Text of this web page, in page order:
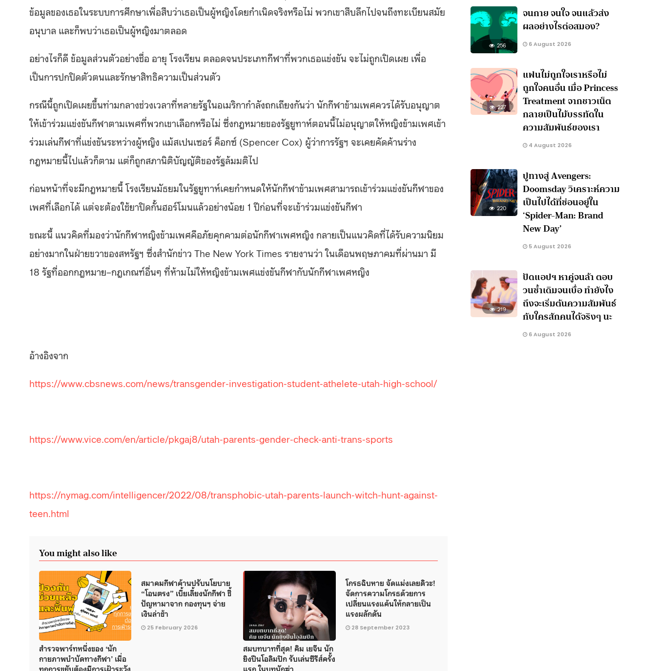
ข้อมูลของเธอในระบบการศึกษาเพื่อสืบว่าเธอเป็นผู้หญิงโดยกำเนิดจริงหรือไม่ พวกเขาสืบลึกไปจนถึงทะเบียนสมัย
อนุบาล และก็พบว่าเธอเป็นผู้หญิงมาตลอด
อย่างไรก็ดี ข้อมูลส่วนตัวอย่างชื่อ อายุ โรงเรียน ตลอดจนประเภทกีฬาที่พวกเธอแข่งขัน จะไม่ถูกเปิดเผย เพื่อ
เป็นการปกปิดตัวตนและรักษาสิทธิความเป็นส่วนตัว
กรณีนี้ถูกเปิดเผยขึ้นท่ามกลางช่วงเวลาที่หลายรัฐในอเมริกากำลังถกเถียงกันว่า นักกีฬาข้ามเพศควรได้รับอนุญาต
ให้เข้าร่วมแข่งขันกีฬาตามเพศที่พวกเขาเลือกหรือไม่ ซึ่งกฎหมายของรัฐยูทาห์ตอนนี้ไม่อนุญาตให้หญิงข้ามเพศเข้า
ร่วมเล่นกีฬาที่แข่งขันระหว่างผู้หญิง แม้สเปนเซอร์ ค็อกซ์ (Spencer Cox) ผู้ว่าการรัฐฯ จะเคยคัดค้านร่าง
กฎหมายนี้ไปแล้วก็ตาม แต่ก็ถูกสภานิติบัญญัติของรัฐล้มมติไป
ก่อนหน้าที่จะมีกฎหมายนี้ โรงเรียนมัธยมในรัฐยูทาห์เคยกำหนดให้นักกีฬาข้ามเพศสามารถเข้าร่วมแข่งขันกีฬาของ
เพศที่เลือกได้ แต่จะต้องใช้ยาปิดกั้นฮอร์โมนแล้วอย่างน้อย 1ปีก่อนที่จะเข้าร่วมแข่งขันกีฬา
ขณะนี้ แนวคิดที่มองว่านักกีฬาหญิงข้ามเพศคือภัยคุกคามต่อนักกีฬาเพศหญิง กลายเป็นแนวคิดที่ได้รับความนิยม
อย่างมากในฝ่ายขวาของสหรัฐฯ ซึ่งสำนักข่าว The New York Times รายงานว่า ในเดือนพฤษภาคมที่ผ่านมา มี
18 รัฐที่ออกกฎหมาย–กฎเกณฑ์อื่นๆ ที่ห้ามไม่ให้หญิงข้ามเพศแข่งขันกีฬากับนักกีฬาเพศหญิง
อ้างอิงจาก
https://www.cbsnews.com/news/transgender-investigation-student-athelete-utah-high-school/
https://www.vice.com/en/article/pkgaj8/utah-parents-gender-check-anti-trans-sports
https://nymag.com/intelligencer/2022/08/transphobic-utah-parents-launch-witch-hunt-against-
teen.html
You might also like
สำรวจพาร์ทหนึ่งของ ‘นัก
กายภาพบำบัดทางกีฬา’ เมื่อ
ทุกการขยับต้องมีการเฝ้าระวัง
สมาคมกีฬาค้านปรับนโยบาย
“โอนตรง” เบี้ยเลี้ยงนักกีฬา ชี้
ปัญหามาจาก กองทุนฯ จ่าย
เงินล่าช้า
25 February 2026
สมบทบาทที่สุด! คิม เยจีน นัก
ยิงปืนโอลิมปิก รับเล่นซีรีส์ครั้ง
แรก ในบทนักฆ่า
โกรธฉิบหาย จัดแม่งเลยดิวะ!
จัดการความโกรธด้วยการ
เปลี่ยนแรงแค้นให้กลายเป็น
แรงผลักดัน
28 September 2023
256
จนกาย จนใจ จนแล้วส่ง
ผลอย่างไรต่อสมอง?
6 August 2026
227
แฟนไม่ถูกใจเราหรือไม่
ถูกใจคนอื่น เมื่อ Princess
Treatment จากชาวเน็ต
กลายเป็นไม้บรรทัดใน
ความสัมพันธ์ของเรา
4 August 2026
220
ปูทางสู่ Avengers:
Doomsday วิเคราะห์ความ
เป็นไปได้ที่ซ่อนอยู่ใน
‘Spider-Man: Brand
New Day’
5 August 2026
219
ปัดแอปฯ หาคู่จนล้า ตอบ
วนซ้ำเดิมจนเบื่อ ทำยังไง
ถึงจะเริ่มต้นความสัมพันธ์
กับใครสักคนได้จริงๆ นะ
6 August 2026